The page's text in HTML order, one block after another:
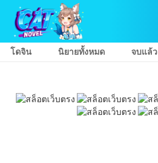
โดจิน นิยายทั้งหมด จบแล้ว